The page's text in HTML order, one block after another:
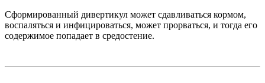
Сформированный дивертикул может сдавливаться кормом,
воспаляться и инфицироваться, может прорваться, и тогда его
содержимое попадает в средостение.